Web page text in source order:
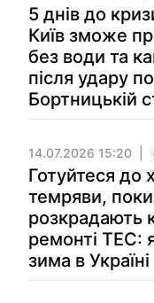
5 днів до
Київ зможе
без води та
після удару по
Бортницькій
14.07.2026 15:20
Готуйтеся до
темряви,
розкрадають
ремонті ТЕС:
зима в Україні